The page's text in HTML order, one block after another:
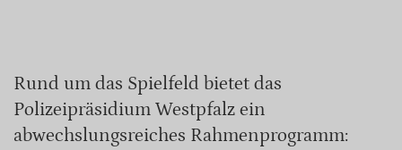
Rund um das Spielfeld bietet das
Polizeipräsidium Westpfalz ein
abwechslungsreiches Rahmenprogramm: